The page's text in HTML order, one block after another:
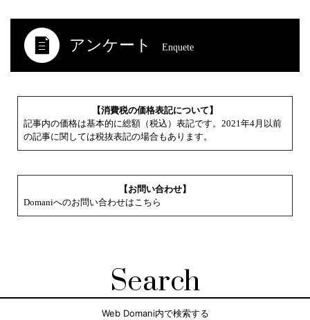
アンケート Enquete
【消費税の価格表記について】
記事内の価格は基本的に総額（税込）表記です。2021年4月以前
の記事に関しては税抜表記の場合もあります。
【お問い合わせ】
Domaniへのお問い合わせはこちら
Search
Web Domani内で検索する